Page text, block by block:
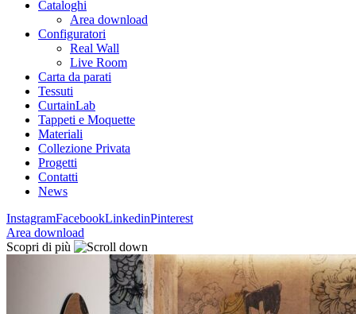
Cataloghi
Area download
Configuratori
Real Wall
Live Room
Carta da parati
Tessuti
CurtainLab
Tappeti e Moquette
Materiali
Collezione Privata
Progetti
Contatti
News
InstagramFacebookLinkedinPinterest
Area download
Scopri di più